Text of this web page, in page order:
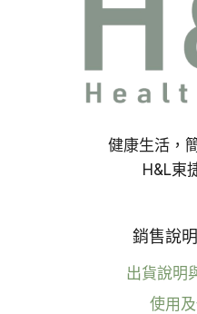
空
與
具
搭
健康生活，
H&L東
銷售說
出貨說明
使用